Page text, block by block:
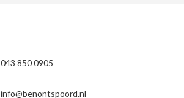
043 850 0905
info@benontspoord.nl